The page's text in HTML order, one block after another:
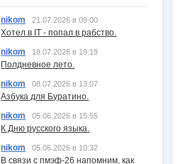
nikom 21.07.2026 в 09:00
Хотел в IT - попал в рабство.
nikom
18.07.2026 в 19:19
Полдневное лето.
nikom
08.07.2026 в 13:07
Азбука для Буратино.
nikom
05.06.2026 в 15:55
К Дню русского языка.
nikom
05.06.2026 в 10:32
В связи с пмэф-26 напомним, как